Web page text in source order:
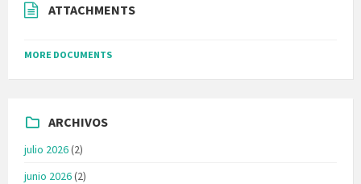
ATTACHMENTS
MORE DOCUMENTS
ARCHIVOS
julio 2026(2)
junio 2026(2)